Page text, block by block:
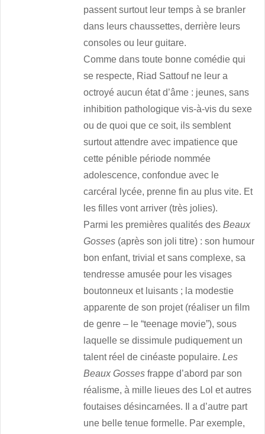
passent surtout leur temps à se branler
dans leurs chaussettes, derrière leurs
consoles ou leur guitare.
Comme dans toute bonne comédie qui
se respecte, Riad Sattouf ne leur a
octroyé aucun état d’âme : jeunes, sans
inhibition pathologique vis-à-vis du sexe
ou de quoi que ce soit, ils semblent
surtout attendre avec impatience que
cette pénible période nommée
adolescence, confondue avec le
carcéral lycée, prenne fin au plus vite. Et
les filles vont arriver (très jolies).
Parmi les premières qualités desBeaux
Gosses (après son joli titre) : son humour
bon enfant, trivial et sans complexe, sa
tendresse amusée pour les visages
boutonneux et luisants ; la modestie
apparente de son projet (réaliser un film
de genre – le “teenage movie”), sous
laquelle se dissimule pudiquement un
talent réel de cinéaste populaire.Les
Beaux Gosses frappe d’abord par son
réalisme, à mille lieues des Lol et autres
foutaises désincarnées. Il a d’autre part
une belle tenue formelle. Par exemple,